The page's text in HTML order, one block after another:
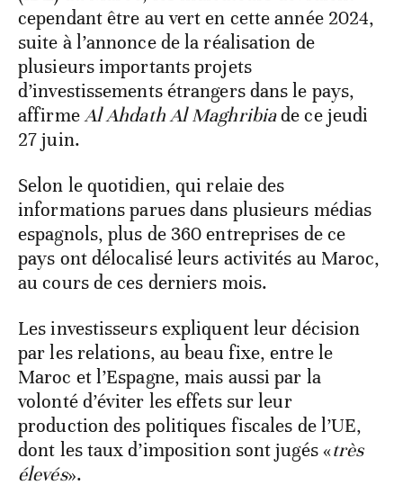
cependant être au vert en cette année 2024,
suite à l’annonce de la réalisation de
plusieurs importants projets
d’investissements étrangers dans le pays,
affirmeAl Ahdath Al Maghribiade ce jeudi
27 juin.
Selon le quotidien, qui relaie des
informations parues dans plusieurs médias
espagnols, plus de 360 entreprises de ce
pays ont délocalisé leurs activités au Maroc,
au cours de ces derniers mois.
Les investisseurs expliquent leur décision
par les relations, au beau fixe, entre le
Maroc et l’Espagne, mais aussi par la
volonté d’éviter les effets sur leur
production des politiques fiscales de l’UE,
dont les taux d’imposition sont jugés «très
élevés».